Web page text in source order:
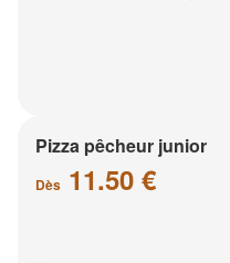
Pizza pêcheur junior
Dès 11.50 €